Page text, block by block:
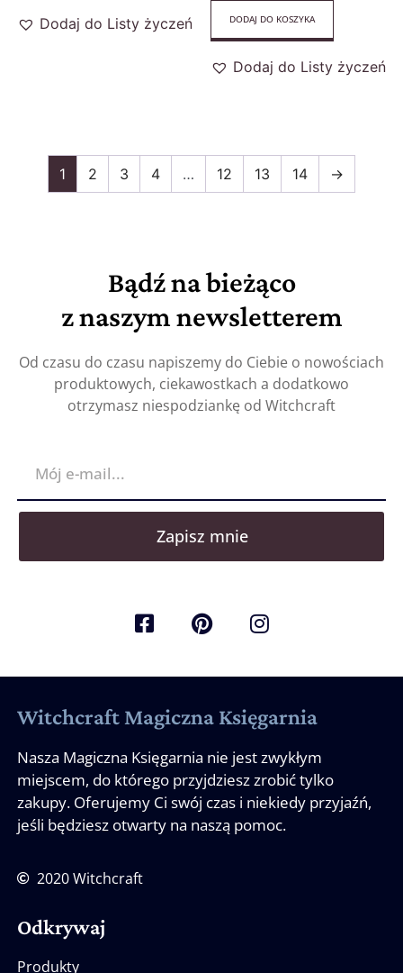
Dodaj do Listy życzeń DODAJ DO KOSZYKA
Dodaj do Listy życzeń
1 2 3 4 … 12 13 14 →
Bądź na bieżąco
z naszym newsletterem
Od czasu do czasu napiszemy do Ciebie o nowościach
produktowych, ciekawostkach a dodatkowo
otrzymasz niespodziankę od Witchcraft
Zapisz mnie
Witchcraft Magiczna Księgarnia
Nasza Magiczna Księgarnia nie jest zwykłym
miejscem, do którego przyjdziesz zrobić tylko
zakupy. Oferujemy Ci swój czas i niekiedy przyjaźń,
jeśli będziesz otwarty na naszą pomoc.
2020 Witchcraft
Odkrywaj
Produkty